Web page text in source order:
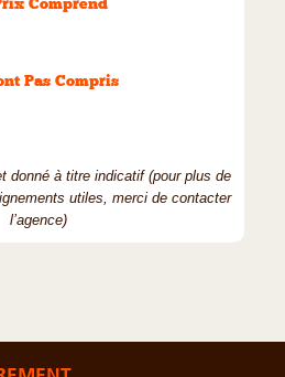
Comprend
Pas Compris
donné à titre indicatif (pour plus de
utiles, merci de contacter
l’agence)